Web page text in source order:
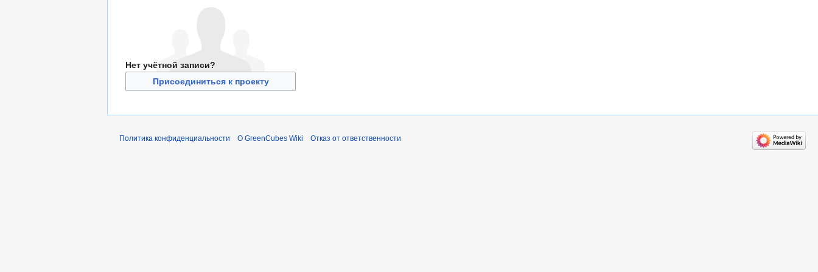
Нет учётной записи?
Присоединиться к проекту
Политика конфиденциальности О GreenCubes Wiki Отказ от ответственности